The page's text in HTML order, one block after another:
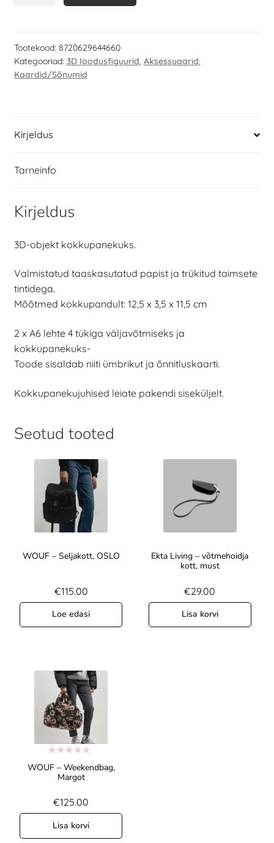
Tootekood: 8720629644660
Kategooriad: 3D loodusfiguurid, Aksessuaarid,
Kaardid/Sõnumid
Kirjeldus
Tarneinfo
Kirjeldus
3D-objekt kokkupanekuks.
Valmistatud taaskasutatud papist ja trükitud taimsete
tintidega.
Mõõtmed kokkupandult: 12,5 x 3,5 x 11,5 cm
2 x A6 lehte 4 tükiga väljavõtmiseks ja
kokkupanekuks-
Toode sisaldab niiti ümbrikut ja õnnitluskaarti.
Kokkupanekujuhised leiate pakendi siseküljelt.
Seotud tooted
WOUF – Seljakott, OSLO
€115.00
Loe edasi
Ekta Living – võtmehoidja
kott, must
€29.00
Lisa korvi
WOUF – Weekendbag,
Margot
Hinnanguga
5.00/ 5
€125.00
Lisa korvi